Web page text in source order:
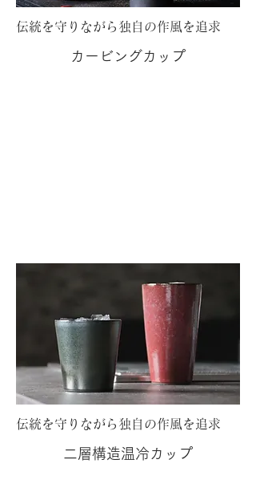
伝統を守りながら独自の作風を追求
カービングカップ
伝統を守りながら独自の作風を追求
二層構造温冷カップ